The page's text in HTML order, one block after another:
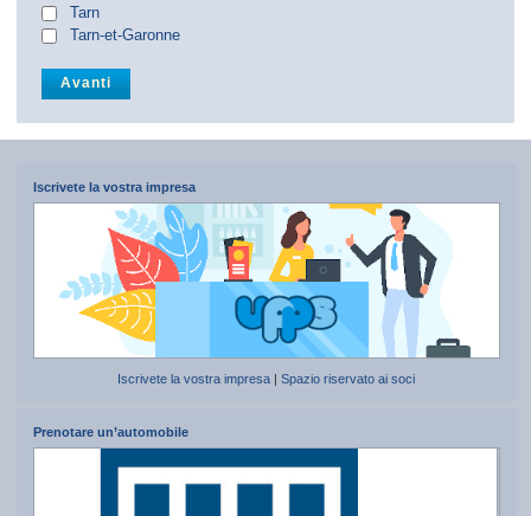
Tarn
Tarn-et-Garonne
Iscrivete la vostra impresa
Iscrivete la vostra impresa |Spazio riservato ai soci
Prenotare un’automobile